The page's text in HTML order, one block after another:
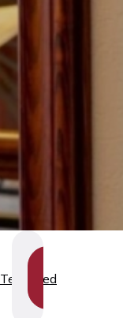
Teenused